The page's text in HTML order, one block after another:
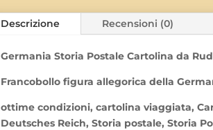
Descrizione Recensioni (0)
Germania Storia Postale Cartolina da
Francobollo figura allegorica della
ottime condizioni, cartolina viaggiata,
Deutsches Reich, Storia postale, Storia